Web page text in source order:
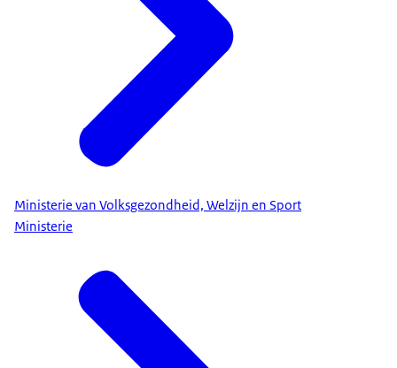
Ministerie van Volksgezondheid, Welzijn en Sport
Ministerie